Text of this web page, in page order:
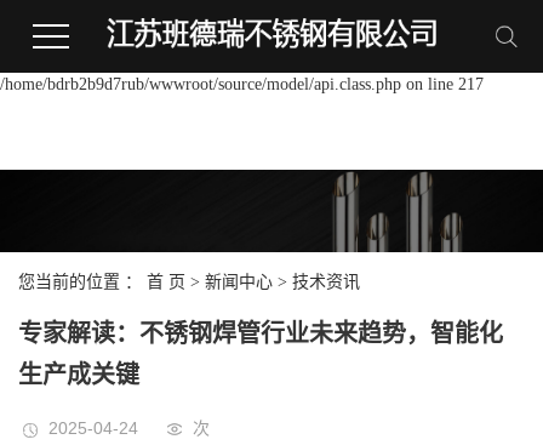
file_put_contents(/home/bdrb2b9d7rub/wwwroot/source/cache/
/home/bdrb2b9d7rub/wwwroot/source/model/api.class.php on line 217
您当前的位置 ： 首 页 > 新闻中心 > 技术资讯
专家解读：不锈钢焊管行业未来趋势，智能化
生产成关键
2025-04-24 次